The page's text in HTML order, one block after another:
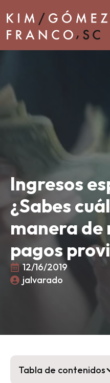
Ingresos
¿Sabes
manera
pagos
12/16/2019
jalvarado
Tabla de contenidos